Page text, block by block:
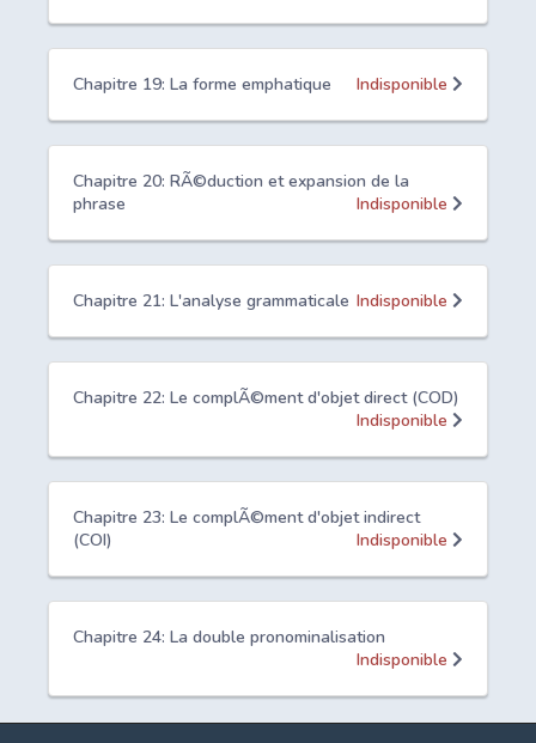
Chapitre 19: La forme emphatique Indisponible
Chapitre 20: RÃ©duction et expansion de la
phrase
Indisponible
Chapitre 21: L'analyse grammaticale Indisponible
Chapitre 22: Le complÃ©ment d'objet direct (COD)
Indisponible
Chapitre 23: Le complÃ©ment d'objet indirect
(COI)
Indisponible
Chapitre 24: La double pronominalisation
Indisponible